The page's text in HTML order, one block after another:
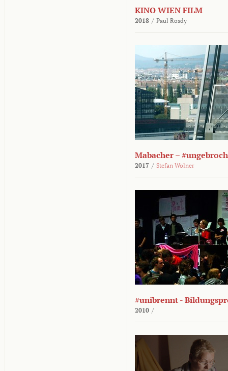
KINO WIEN FILM
2018 / Paul Rosdy
Mabacher –
2017 / Stefan Wolner
#unibrennt -
2010 /